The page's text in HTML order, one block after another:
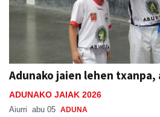
Adunako jaien lehen
ADUNAKO JAIAK 2026
Aiurri abu 05 ADUNA